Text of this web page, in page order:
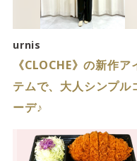
Zooっと割
サイトご利用にあたって
営業時間
※一部店舗は営業時間
2F Fashion &
ファッション＆ライ
営業時間
urnis
《CLOCHE》の新作ア
テムで、大人シンプル
ーデ♪